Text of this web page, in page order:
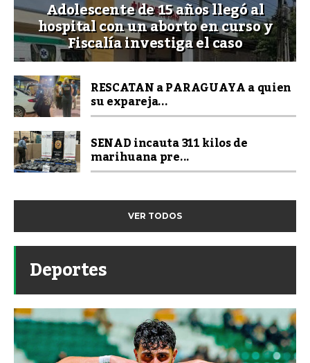
Adolescente de 15 años llegó al
hospital con un aborto en curso y
Fiscalía investiga el caso
RESCATAN a PARAGUAYA a quien
su expareja...
SENAD incauta 311 kilos de
marihuana pre...
VER TODOS
Deportes